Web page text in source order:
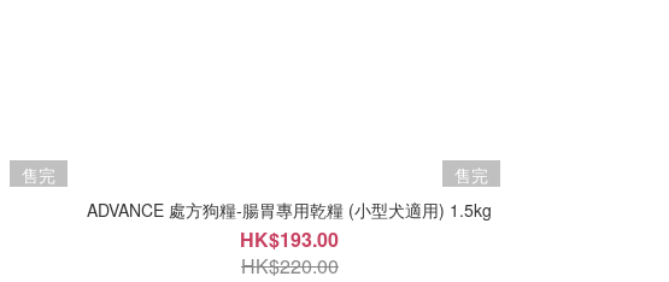
售完
售完
ADVANCE 處方狗糧-腸胃專用乾糧 (小型犬適用) 1.5kg
HK$193.00
HK$220.00